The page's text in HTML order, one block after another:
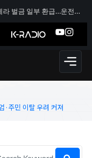
벌금 일부 환급…운전자
·주민 이탈 우려 커져